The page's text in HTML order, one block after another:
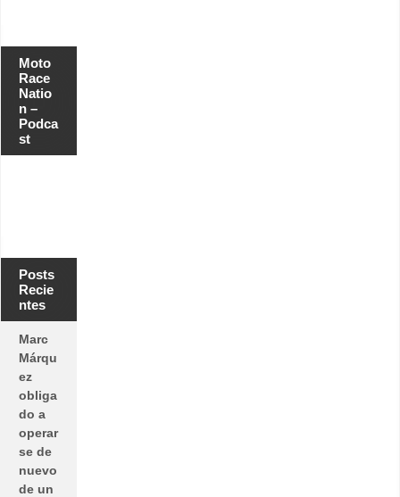
Moto
Race
Natio
n –
Podca
st
Posts
Recie
ntes
Marc
Márqu
ez
obliga
do a
operar
se de
nuevo
de un